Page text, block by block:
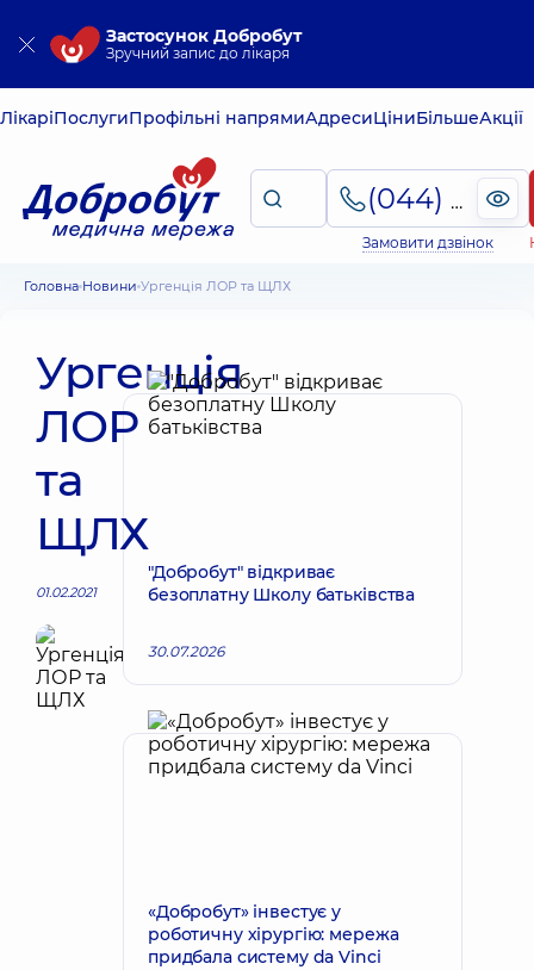
Застосунок Добробут
Зручний запис до лікаря
ЛікаріПослугиПрофільні напрямиАдресиЦіниБільшеАкції
(044) 495-2-888
Замовити дзвінок
Головна Новини Ургенція ЛОР та ЩЛХ
Ургенція
ЛОР
та
ЩЛХ
01.02.2021
"Добробут" відкриває
безоплатну Школу батьківства
30.07.2026
«Добробут» інвестує у
роботичну хірургію: мережа
придбала систему da Vinci